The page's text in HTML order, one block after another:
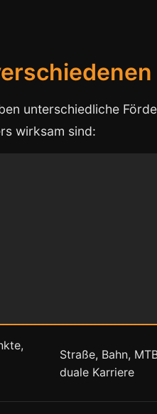
unterschiedliche
wirksam sind:
Straße, Bahn,
duale Karriere